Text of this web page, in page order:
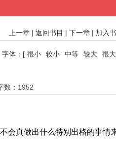
上一章 | 返回书目 | 下一章 | 加入
字体： [ 很小 较小 中等 较大 很大
：1952
真做出什么特别出格的事情